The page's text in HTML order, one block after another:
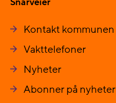
Snarveier
Kontakt kommunen
Vakttelefoner
Nyheter
Abonner på nyheter